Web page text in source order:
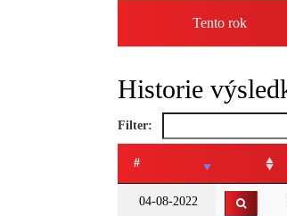
Tento rok
Historie
Filter:
#
04-08-2022